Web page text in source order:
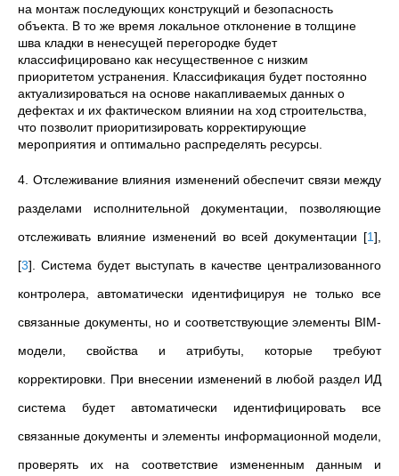
на монтаж последующих конструкций и безопасность
объекта. В то же время локальное отклонение в толщине
шва кладки в ненесущей перегородке будет
классифицировано как несущественное с низким
приоритетом устранения. Классификация будет постоянно
актуализироваться на основе накапливаемых данных о
дефектах и их фактическом влиянии на ход строительства,
что позволит приоритизировать корректирующие
мероприятия и оптимально распределять ресурсы.
4. Отслеживание влияния изменений обеспечит связи между
разделами исполнительной документации, позволяющие
отслеживать влияние изменений во всей документации [1]
[3] . Система будет выступать в качестве централизованного
контролера, автоматически идентифицируя не только все
связанные документы, но и соответствующие элементы BIM-
модели, свойства и атрибуты, которые требуют
корректировки. При внесении изменений в любой раздел ИД
система будет автоматически идентифицировать все
связанные документы и элементы информационной модели,
проверять их на соответствие измененным данным и